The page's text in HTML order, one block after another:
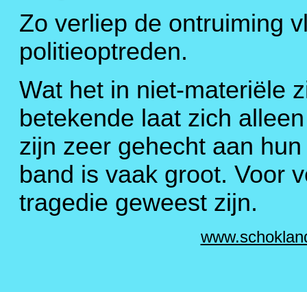
Zo verliep de ontruiming
politieoptreden.
Wat het in niet-materiële
betekende laat zich
zijn zeer gehecht aan
band is vaak groot. Voor
tragedie geweest zijn.